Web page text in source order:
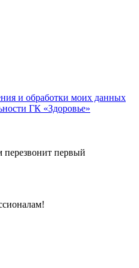
и обработки моих данных
ГК «Здоровье»
перезвонит первый